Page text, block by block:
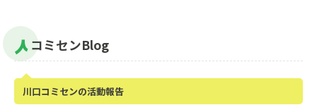
コミセンBlog
川口コミセンの活動報告